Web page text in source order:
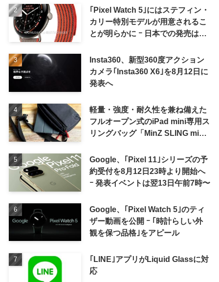
｢Pixel Watch 5｣にはステフィン・
カリー特別モデルが用意されるこ
とが明らかに ｰ 日本での発売は期
Insta360、新型360度アクション
カメラ｢Insta360 X6｣を8月12日に
発表へ
軽量・強度・耐久性を兼ね備えた
フルオープン式のiPad mini専用ス
リングバッグ「MinZ SLING mini
Google、｢Pixel 11｣シリーズの予
約受付を8月12日23時より開始へ
ｰ 発表イベントは翌13日午前7時〜
Google、｢Pixel Watch 5｣のティ
ザー動画を公開 ｰ ｢時計らしい外
観を保つ品格｣をアピール
｢LINE｣アプリがLiquid Glassに対
応